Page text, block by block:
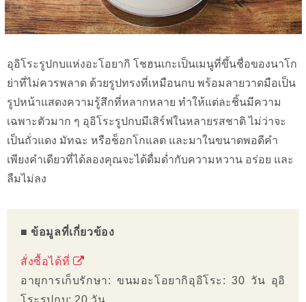
อุอิโระรูปกบแห่งอะโอยากิ โชฮนเกะเป็นเมนูที่ขึ้นชื่อของนาโก
ย่าที่ไม่ควรพลาด ด้วยรูปทรงที่เหมือนกบ พร้อมลายวาดมือเป็น
รูปหน้าแสดงความรู้สึกที่หลากหลาย ทำให้แต่ละชิ้นมีความ
เฉพาะตัวมาก ๆ อุอิโระรูปกบมีเสิร์ฟในหลายรสชาติ ไม่ว่าจะ
เป็นถั่วแดง มัทฉะ หรือช็อกโกแลต และมาในขนาดพอดีคำ
เพียงคำเดียวที่ได้ลองคุณจะได้ดื่มด่ำกับความหวาน อร่อย และ
ลืมไม่ลง
■ ข้อมูลที่เกี่ยวข้อง
สั่งซื้อได้ที่
อายุการเก็บรักษา: ขนมอะโอยากิอุอิโระ: 30 วัน อุอิ
โระรูปกบ: 20 วัน